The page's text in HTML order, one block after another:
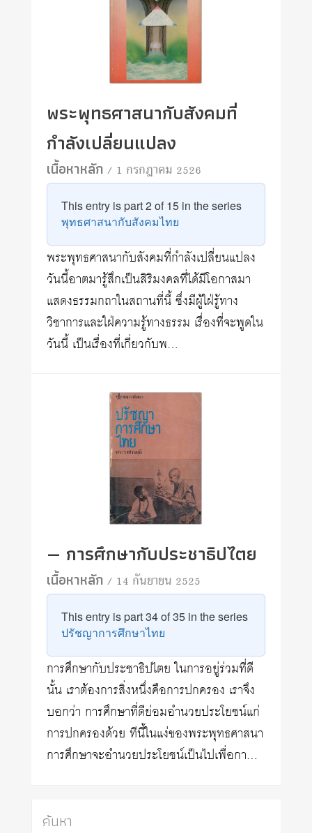
พระพุทธศาสนากับสังคมที่
กำลังเปลี่ยนแปลง
เนื้อหาหลัก/ 1 กรกฎาคม 2526
This entry is part 2 of 15 in the series
พุทธศาสนากับสังคมไทย
พระพุทธศาสนากับสังคมที่กำลังเปลี่ยนแปลง
วันนี้อาตมารู้สึกเป็นสิริมงคลที่ได้มีโอกาสมา
แสดงธรรมกถาในสถานที่นี้ ซึ่งมีผู้ใฝ่รู้ทาง
วิชาการและใฝ่ความรู้ทางธรรม เรื่องที่จะพูดใน
วันนี้ เป็นเรื่องที่เกี่ยวกับพ…
— การศึกษากับประชาธิปไตย
เนื้อหาหลัก/ 14 กันยายน 2525
This entry is part 34 of 35 in the series
ปรัชญาการศึกษาไทย
การศึกษากับประชาธิปไตย ในการอยู่ร่วมที่ดี
นั้น เราต้องการสิ่งหนึ่งคือการปกครอง เราจึง
บอกว่า การศึกษาที่ดีย่อมอำนวยประโยชน์แก่
การปกครองด้วย ทีนี้ในแง่ของพระพุทธศาสนา
การศึกษาจะอำนวยประโยชน์เป็นไปเพื่อกา…
ค้นหา